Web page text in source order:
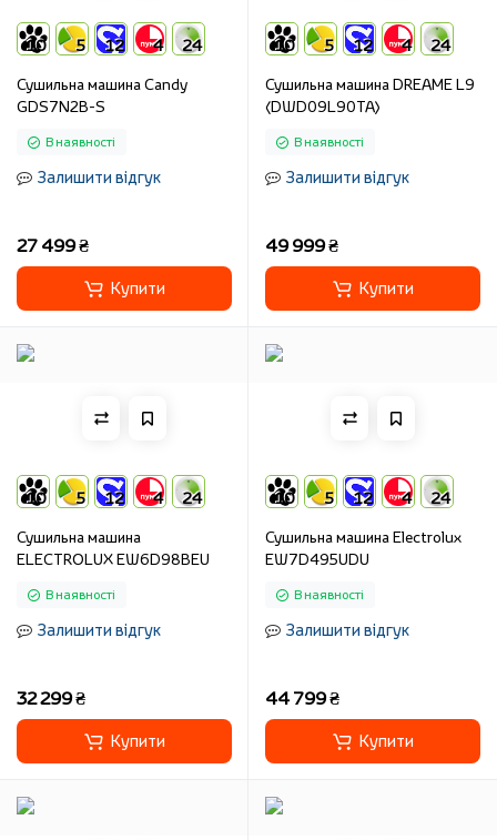
10 5 12 4 24
Сушильна машина Candy
GDS7N2B-S
В наявності
Залишити відгук
27 499 ₴
Купити
10 5 12 4 24
Сушильна машина DREAME L9
(DWD09L90TA)
В наявності
Залишити відгук
49 999 ₴
Купити
10 5 12 4 24
Сушильна машина
ELECTROLUX EW6D98BEU
В наявності
Залишити відгук
32 299 ₴
Купити
10 5 12 4 24
Сушильна машина Electrolux
EW7D495UDU
В наявності
Залишити відгук
44 799 ₴
Купити